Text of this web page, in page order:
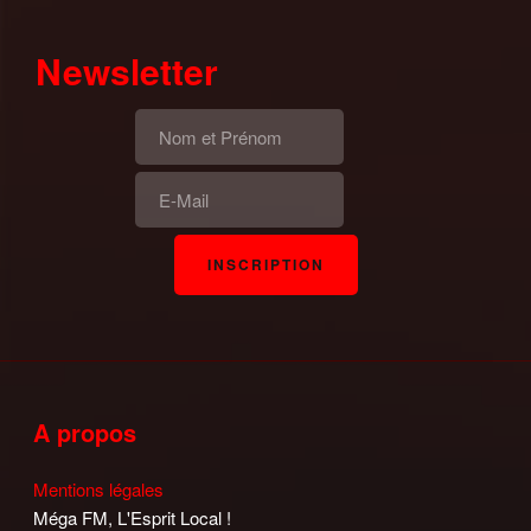
Newsletter
A propos
Mentions légales
Méga FM, L'Esprit Local !